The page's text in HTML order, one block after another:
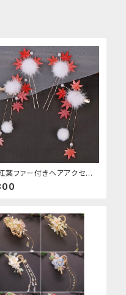
葉ファー付きヘアアクセサ